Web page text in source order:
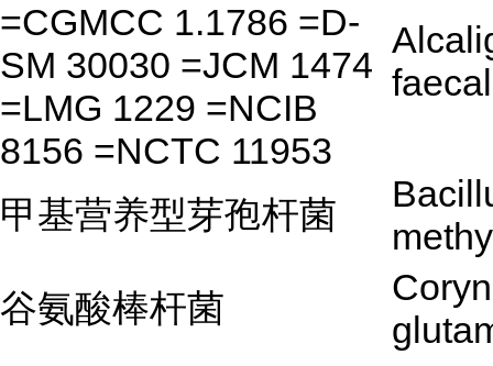
=CGMCC 1.1786 =D-
SM 30030 =JCM 1474
=LMG 1229 =NCIB
8156 =NCTC 11953
甲基营养型芽孢杆菌
谷氨酸棒杆菌